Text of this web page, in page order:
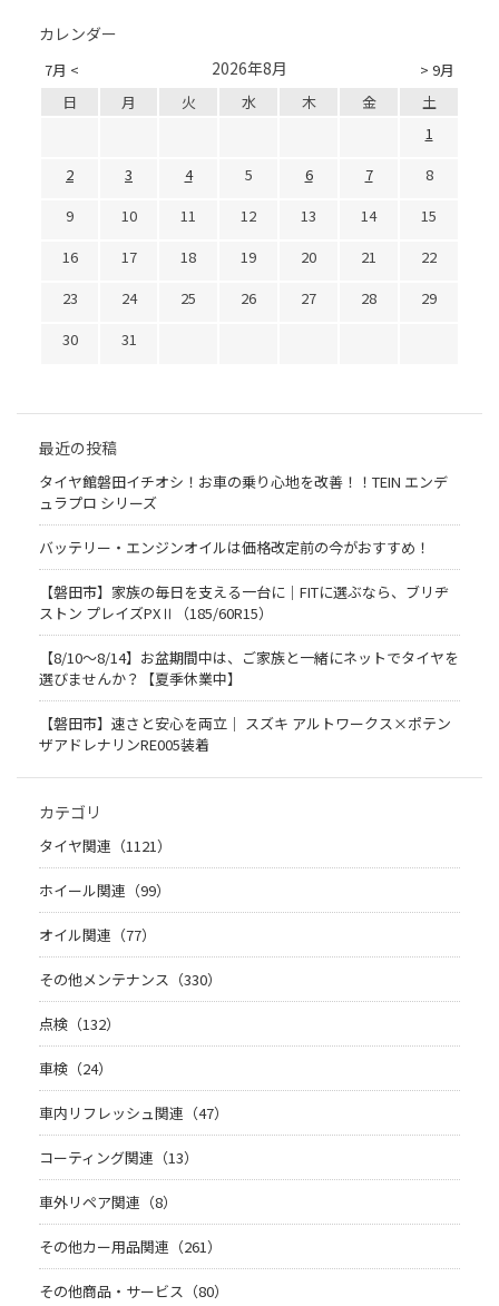
カレンダー
7月 < > 9月
2026年8月
日 月 火 水 木 金
土
1
2
3 4 5 6 7
8
9
10 11 12 13 14
15
16
17 18 19 20 21
22
23
24 25 26 27 28
29
30
31
最近の投稿
タイヤ館磐田イチオシ！お車の乗り心地を改善！！TEIN エンデ
ュラプロ シリーズ
バッテリー・エンジンオイルは価格改定前の今がおすすめ！
【磐田市】家族の毎日を支える一台に｜FITに選ぶなら、ブリヂ
ストン プレイズPXⅡ（185/60R15）
【8/10～8/14】お盆期間中は、ご家族と一緒にネットでタイヤを
選びませんか？【夏季休業中】
【磐田市】速さと安心を両立｜ スズキ アルトワークス×ポテン
ザアドレナリンRE005装着
カテゴリ
タイヤ関連（1121）
ホイール関連（99）
オイル関連（77）
その他メンテナンス（330）
点検（132）
車検（24）
車内リフレッシュ関連（47）
コーティング関連（13）
車外リペア関連（8）
その他カー用品関連（261）
その他商品・サービス（80）